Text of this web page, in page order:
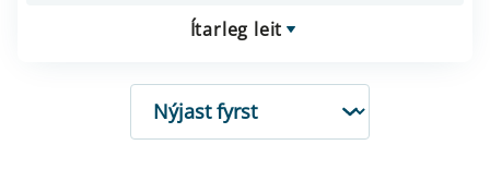
Ítarleg leit
RÖÐUN